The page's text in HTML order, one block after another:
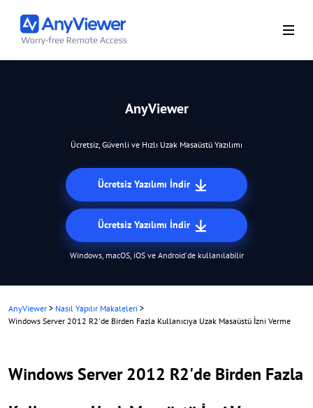
AnyViewer
Ücretsiz, Güvenli ve Hızlı Uzak Masaüstü Yazılımı
Ücretsiz Yazılımı İndir
Ücretsiz Yazılımı İndir
Windows, macOS, iOS ve Android'de kullanılabilir
AnyViewer > Nasıl Yapılır Makaleleri >
Windows Server 2012 R2'de Birden Fazla Kullanıcıya Uzak Masaüstü İzni Verme
Windows Server 2012 R2'de Birden Fazla